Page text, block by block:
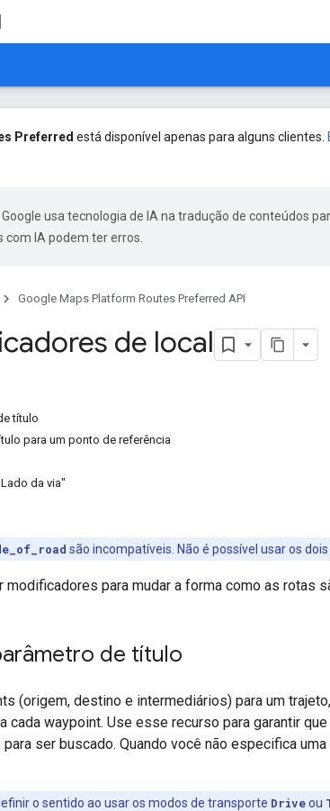
Preferred está disponível apenas para alguns clientes.
Google usa tecnologia de IA na tradução de conteúdos
com IA podem ter erros.
Google Maps Platform Routes Preferred API
de local
título
para um ponto de referência
da via"
são incompatíveis. Não é possível usar os dois
modificadores para mudar a forma como as rotas
de título
(origem, destino e intermediários) para um
a cada waypoint. Use esse recurso para garantir
para ser buscado. Quando você não especifica
o sentido ao usar os modos de transporte Driveou